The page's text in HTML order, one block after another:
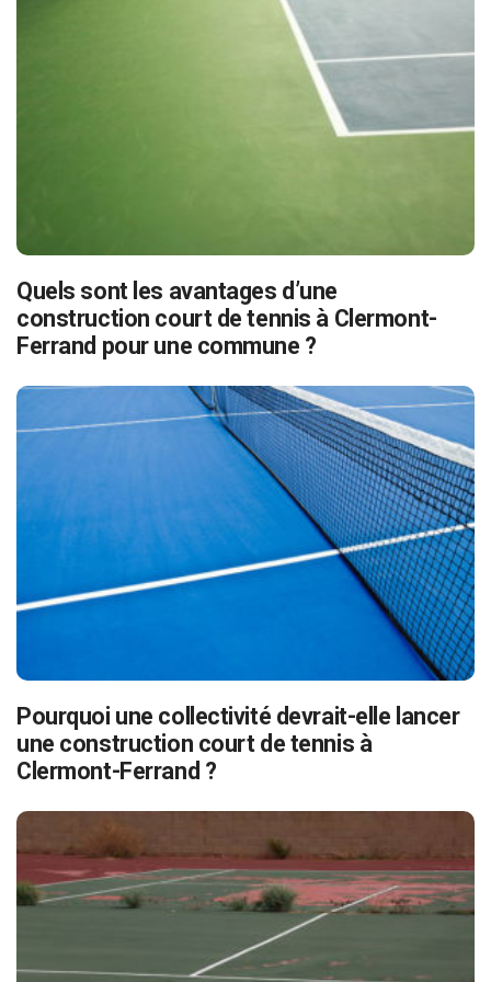
Quels sont les avantages d’une
construction court de tennis à Clermont-
Ferrand pour une commune ?
Pourquoi une collectivité devrait-elle lancer
une construction court de tennis à
Clermont-Ferrand ?